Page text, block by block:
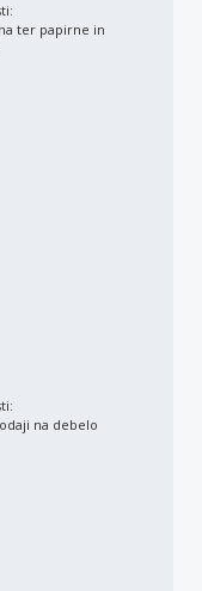
ter papirne in
na debelo